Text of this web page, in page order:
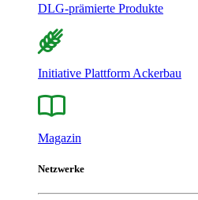
DLG-prämierte Produkte
Initiative Plattform Ackerbau
Magazin
Netzwerke